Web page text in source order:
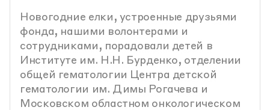
Новогодние елки, устроенные друзьями
фонда, нашими волонтерами и
сотрудниками, порадовали детей в
Институте им. Н.Н. Бурденко, отделении
общей гематологии Центра детской
гематологии им. Димы Рогачева и
Московском областном онкологическом